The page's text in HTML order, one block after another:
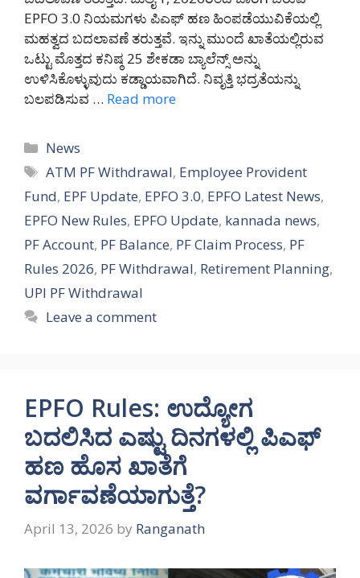
EPFO 3.0 ನಿಯಮಗಳು ಪಿಎಫ್ ಹಣ ಹಿಂಪಡೆಯುವಿಕೆಯಲ್ಲಿ
ಮಹತ್ವದ ಬದಲಾವಣೆ ತರುತ್ತವೆ. ಇನ್ನು ಮುಂದೆ ಖಾತೆಯಲ್ಲಿರುವ
ಒಟ್ಟು ಮೊತ್ತದ ಕನಿಷ್ಠ 25 ಶೇಕಡಾ ಬ್ಯಾಲೆನ್ಸ್ ಅನ್ನು
ಉಳಿಸಿಕೊಳ್ಳುವುದು ಕಡ್ಡಾಯವಾಗಿದೆ. ನಿವೃತ್ತಿ ಭದ್ರತೆಯನ್ನು
ಬಲಪಡಿಸುವ … Read more
Categories
News
Tags
ATM PF Withdrawal, Employee Provident
Fund, EPF Update, EPFO 3.0, EPFO Latest News,
EPFO New Rules, EPFO Update, kannada news,
PF Account, PF Balance, PF Claim Process, PF
Rules 2026, PF Withdrawal, Retirement Planning,
UPI PF Withdrawal
Leave a comment
EPFO Rules: ಉದ್ಯೋಗ
ಬದಲಿಸಿದ ಎಷ್ಟು ದಿನಗಳಲ್ಲಿ ಪಿಎಫ್‌
ಹಣ ಹೊಸ ಖಾತೆಗೆ
ವರ್ಗಾವಣೆಯಾಗುತ್ತೆ?
April 13, 2026 by Ranganath